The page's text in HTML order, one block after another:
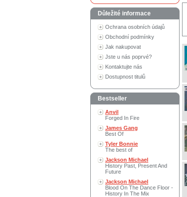
Důležité informace
Ochrana osobních údajů
Obchodní podmínky
Jak nakupovat
Jste u nás poprvé?
Kontaktujte nás
Dostupnost titulů
Bestseller
Anvil
Forged In Fire
James Gang
Best Of
Tyler Bonnie
The best of
Jackson Michael
History Past, Present And
Future
Jackson Michael
Blood On The Dance Floor -
History In The Mix